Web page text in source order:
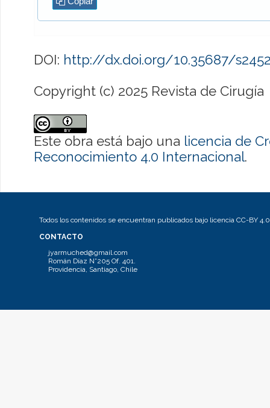
DOI: http://dx.doi.org/10.35687/
Copyright (c) 2025 Revista de Cirugía
Este obra está bajo una licencia de
Reconocimiento 4.0 Internacional.
Todos los contenidos se encuentran publicados bajo licencia CC-BY 4.0
CONTACTO
jyarmuched@gmail.com
Román Díaz N°205 Of. 401.
Providencia, Santiago, Chile